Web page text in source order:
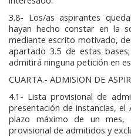
3.8- Los/as aspirantes
hayan hecho constar en la
mediante escrito motivado,
apartado 3.5 de estas
admitirá ninguna petición en
CUARTA.- ADMISION DE
4.1- Lista provisional de
presentación de instancias, el
plazo máximo de un mes,
provisional de admitidos y